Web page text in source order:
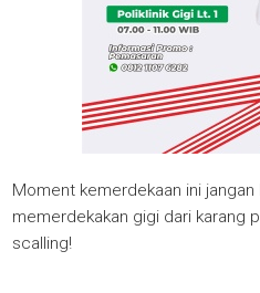
Moment kemerdekaan ini jangan
memerdekakan gigi dari karang
scalling!